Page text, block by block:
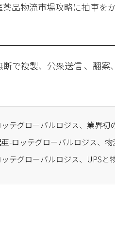
品物流市場攻略に拍車をか
で複製、公衆送信 、翻案
ッテグローバルロジス、業界初
亜-ロッテグローバルロジス、
ッテグローバルロジス、UPSと